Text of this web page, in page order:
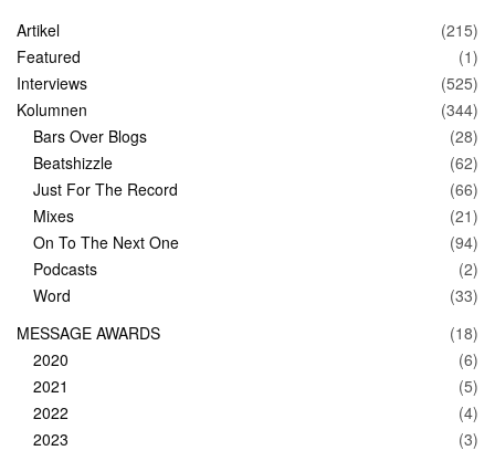
Artikel
(215)
Featured
(1)
Interviews
(525)
Kolumnen
(344)
Bars Over Blogs
(28)
Beatshizzle
(62)
Just For The Record
(66)
Mixes
(21)
On To The Next One
(94)
Podcasts
(2)
Word
(33)
MESSAGE AWARDS
(18)
2020
(6)
2021
(5)
2022
(4)
2023
(3)